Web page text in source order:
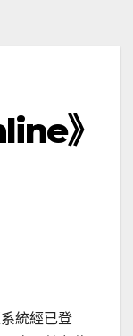
》
統經已登